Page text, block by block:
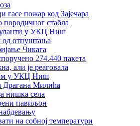
гасе пожар код Зајечара
стабла
у УКЦ Ниш
од отпуштања
Чикага
274.440 пакета
али је реаговала
у УКЦ Ниш
Милића
нишка села
павиљон
на собној температури